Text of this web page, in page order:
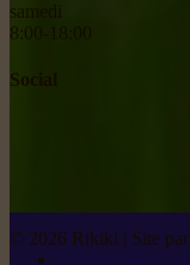
samedi
8:00-18:00
Social
© 2026 Rikiki | Site par